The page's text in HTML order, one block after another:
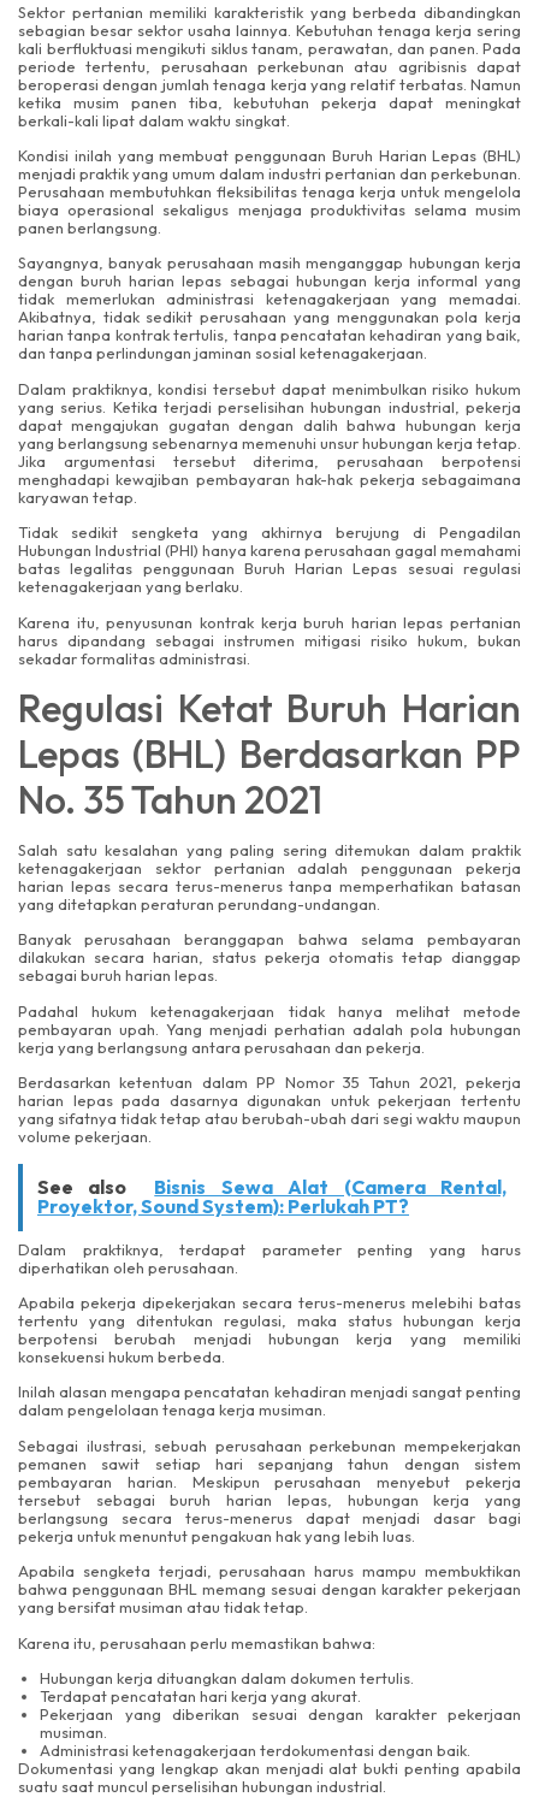
Sektor pertanian memiliki karakteristik yang berbeda dibandingkan
sebagian besar sektor usaha lainnya. Kebutuhan tenaga kerja sering
kali berfluktuasi mengikuti siklus tanam, perawatan, dan panen. Pada
periode tertentu, perusahaan perkebunan atau agribisnis dapat
beroperasi dengan jumlah tenaga kerja yang relatif terbatas. Namun
ketika musim panen tiba, kebutuhan pekerja dapat meningkat
berkali-kali lipat dalam waktu singkat.
Kondisi inilah yang membuat penggunaan Buruh Harian Lepas (BHL)
menjadi praktik yang umum dalam industri pertanian dan perkebunan.
Perusahaan membutuhkan fleksibilitas tenaga kerja untuk mengelola
biaya operasional sekaligus menjaga produktivitas selama musim
panen berlangsung.
Sayangnya, banyak perusahaan masih menganggap hubungan kerja
dengan buruh harian lepas sebagai hubungan kerja informal yang
tidak memerlukan administrasi ketenagakerjaan yang memadai.
Akibatnya, tidak sedikit perusahaan yang menggunakan pola kerja
harian tanpa kontrak tertulis, tanpa pencatatan kehadiran yang baik,
dan tanpa perlindungan jaminan sosial ketenagakerjaan.
Dalam praktiknya, kondisi tersebut dapat menimbulkan risiko hukum
yang serius. Ketika terjadi perselisihan hubungan industrial, pekerja
dapat mengajukan gugatan dengan dalih bahwa hubungan kerja
yang berlangsung sebenarnya memenuhi unsur hubungan kerja tetap.
Jika argumentasi tersebut diterima, perusahaan berpotensi
menghadapi kewajiban pembayaran hak-hak pekerja sebagaimana
karyawan tetap.
Tidak sedikit sengketa yang akhirnya berujung di Pengadilan
Hubungan Industrial (PHI) hanya karena perusahaan gagal memahami
batas legalitas penggunaan Buruh Harian Lepas sesuai regulasi
ketenagakerjaan yang berlaku.
Karena itu, penyusunan kontrak kerja buruh harian lepas pertanian
harus dipandang sebagai instrumen mitigasi risiko hukum, bukan
sekadar formalitas administrasi.
Regulasi Ketat Buruh Harian
Lepas (BHL) Berdasarkan PP
No. 35 Tahun 2021
Salah satu kesalahan yang paling sering ditemukan dalam praktik
ketenagakerjaan sektor pertanian adalah penggunaan pekerja
harian lepas secara terus-menerus tanpa memperhatikan batasan
yang ditetapkan peraturan perundang-undangan.
Banyak perusahaan beranggapan bahwa selama pembayaran
dilakukan secara harian, status pekerja otomatis tetap dianggap
sebagai buruh harian lepas.
Padahal hukum ketenagakerjaan tidak hanya melihat metode
pembayaran upah. Yang menjadi perhatian adalah pola hubungan
kerja yang berlangsung antara perusahaan dan pekerja.
Berdasarkan ketentuan dalam PP Nomor 35 Tahun 2021, pekerja
harian lepas pada dasarnya digunakan untuk pekerjaan tertentu
yang sifatnya tidak tetap atau berubah-ubah dari segi waktu maupun
volume pekerjaan.
See also
Bisnis Sewa Alat (Camera Rental,
Proyektor, Sound System): Perlukah PT?
Dalam praktiknya, terdapat parameter penting yang harus
diperhatikan oleh perusahaan.
Apabila pekerja dipekerjakan secara terus-menerus melebihi batas
tertentu yang ditentukan regulasi, maka status hubungan kerja
berpotensi berubah menjadi hubungan kerja yang memiliki
konsekuensi hukum berbeda.
Inilah alasan mengapa pencatatan kehadiran menjadi sangat penting
dalam pengelolaan tenaga kerja musiman.
Sebagai ilustrasi, sebuah perusahaan perkebunan mempekerjakan
pemanen sawit setiap hari sepanjang tahun dengan sistem
pembayaran harian. Meskipun perusahaan menyebut pekerja
tersebut sebagai buruh harian lepas, hubungan kerja yang
berlangsung secara terus-menerus dapat menjadi dasar bagi
pekerja untuk menuntut pengakuan hak yang lebih luas.
Apabila sengketa terjadi, perusahaan harus mampu membuktikan
bahwa penggunaan BHL memang sesuai dengan karakter pekerjaan
yang bersifat musiman atau tidak tetap.
Karena itu, perusahaan perlu memastikan bahwa:
Hubungan kerja dituangkan dalam dokumen tertulis.
Terdapat pencatatan hari kerja yang akurat.
Pekerjaan yang diberikan sesuai dengan karakter pekerjaan
musiman.
Administrasi ketenagakerjaan terdokumentasi dengan baik.
Dokumentasi yang lengkap akan menjadi alat bukti penting apabila
suatu saat muncul perselisihan hubungan industrial.